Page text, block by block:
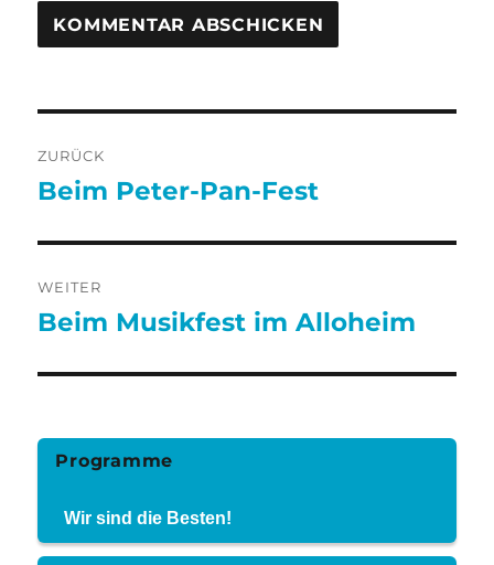
ZURÜCK
Vorheriger
Beim Peter-Pan-Fest
WEITER
Nächster
Beim Musikfest im Alloheim
Programme
Wir sind die Besten!